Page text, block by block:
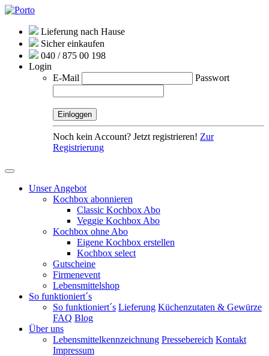
Lieferung nach Hause
Sicher einkaufen
040 / 875 00 198
Login
E-Mail
Passwort
Noch kein Account? Jetzt registrieren! Zur
Registrierung
Unser Angebot
Kochbox abonnieren
Classic Kochbox Abo
Veggie Kochbox Abo
Kochbox ohne Abo
Eigene Kochbox erstellen
Kochbox select
Gutscheine
Firmenevent
Lebensmittelshop
So funktioniert´s
So funktioniert´s Lieferung Küchenzutaten & Gewürze
FAQ Blog
Über uns
Lebensmittelkennzeichnung Pressebereich Kontakt
Impressum